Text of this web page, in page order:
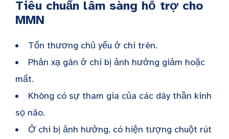
Tiêu chuẩn lâm sàng hỗ trợ cho
MMN
Tổn thương chủ yếu ở chi trên.
Phản xạ gân ở chi bị ảnh hưởng giảm hoặc
mất.
Không có sự tham gia của các dây thần kinh
sọ não.
Ở chi bị ảnh hưởng, có hiện tượng chuột rút